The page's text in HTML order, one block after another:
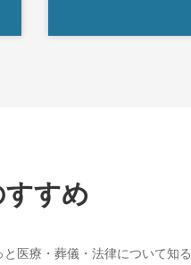
すめ
医療・葬儀・法律について知る